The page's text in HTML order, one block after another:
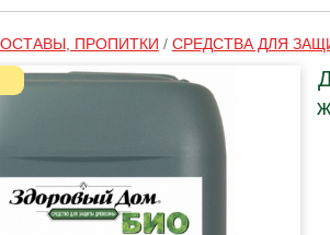
ПРОПИТКИ / СРЕДСТВА ДЛЯ